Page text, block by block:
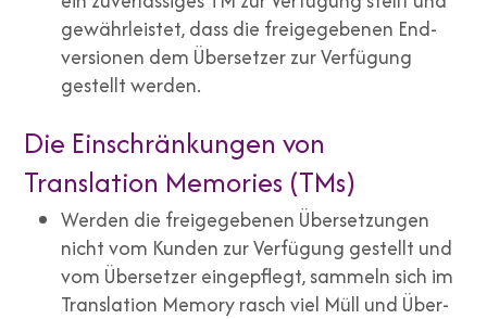
gewähr­leis­tet, dass die frei­ge­ge­be­nen End­
ver­sio­nen dem Über­set­zer zur Ver­fü­gung
gestellt wer­den.
Die Einschränkungen von
Translation Memories (TMs)
Wer­den die frei­ge­ge­be­nen Über­set­zun­gen
nicht vom Kun­den zur Ver­fü­gung gestellt und
vom Über­set­zer ein­ge­pflegt, sam­meln sich im
Trans­la­ti­on Memo­ry rasch viel Müll und Über­